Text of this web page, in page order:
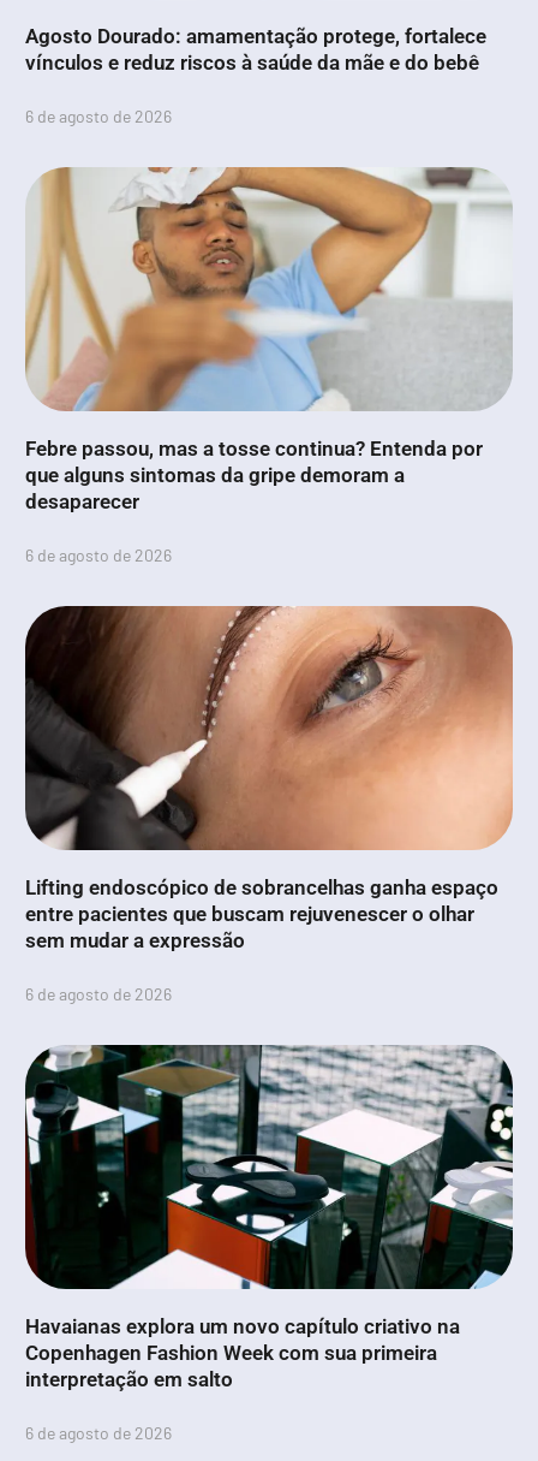
Agosto Dourado: amamentação protege, fortalece
vínculos e reduz riscos à saúde da mãe e do bebê
6 de agosto de 2026
Febre passou, mas a tosse continua? Entenda por
que alguns sintomas da gripe demoram a
desaparecer
6 de agosto de 2026
Lifting endoscópico de sobrancelhas ganha espaço
entre pacientes que buscam rejuvenescer o olhar
sem mudar a expressão
6 de agosto de 2026
Havaianas explora um novo capítulo criativo na
Copenhagen Fashion Week com sua primeira
interpretação em salto
6 de agosto de 2026